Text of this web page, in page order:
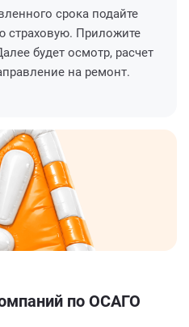
срока подайте
страховую. Приложите
будет осмотр, расчет
на ремонт.
по ОСАГО